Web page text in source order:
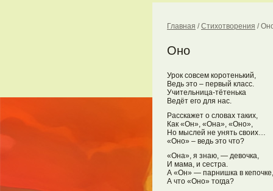
Главная /Стихотворения /
Оно
Урок совсем коротенький,
Ведь это – первый класс.
Учительница-тётенька
Ведёт его для нас.
Расскажет о словах таких,
Как «Он», «Она», «Оно»,
Но мыслей не унять своих…
«Оно» – ведь это что?
«Она», я знаю, — девочка,
И мама, и сестра.
А «Он» — парнишка в кепочке,
А что «Оно» тогда?